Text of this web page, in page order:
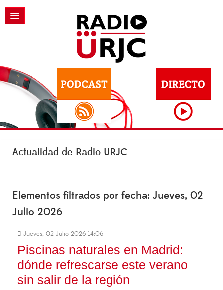
Actualidad de Radio URJC
Elementos filtrados por fecha: Jueves, 02
Julio 2026
Jueves, 02 Julio 2026 14:06
Piscinas naturales en Madrid:
dónde refrescarse este verano
sin salir de la región